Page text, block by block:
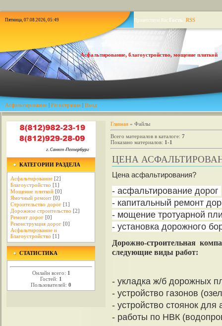
Пятница, 07.08.2026, 05:49 Приветствую Вас Гость RSS
Асфальтирование, благоустройство, мощение плиткой
Асфальтирование | Регистрация | Вход
КАТЕГОРИИ РАЗДЕЛА
Асфальтирование [2]
Благоустройство [1]
Мощение плиткой [0]
Ямочный ремонт [0]
Строительство дорог [1]
Дорожное строительство [2]
Ремонт дорог [0]
Реконструкция дорог [0]
Асфальтирование и
Благоустройство [1]
СТАТИСТИКА
Онлайн всего: 1
Гостей: 1
Пользователей: 0
Главная » Файлы
Всего материалов в каталоге: 7
Показано материалов: 1-1
ЦЕНА
Цена асфальтирования?
- асфальтирование дорог
- капитальный ремонт
- мощение тротуарной
- установка дорожного
Дорожно-строительная
следующие виды работ:
- укладка ж/б дорожных
- устройство газонов
- устройство стоянок для
- работы по НВК